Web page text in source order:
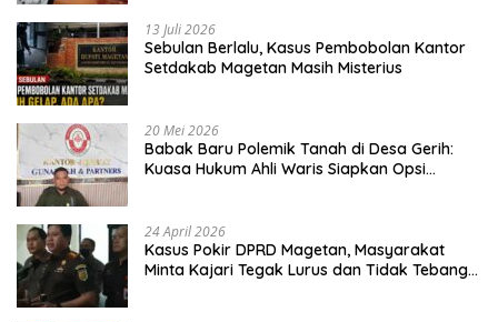
13 Juli 2026
Sebulan Berlalu, Kasus Pembobolan Kantor
Setdakab Magetan Masih Misterius
20 Mei 2026
Babak Baru Polemik Tanah di Desa Gerih:
Kuasa Hukum Ahli Waris Siapkan Opsi
24 April 2026
Kasus Pokir DPRD Magetan, Masyarakat
Minta Kajari Tegak Lurus dan Tidak Tebang